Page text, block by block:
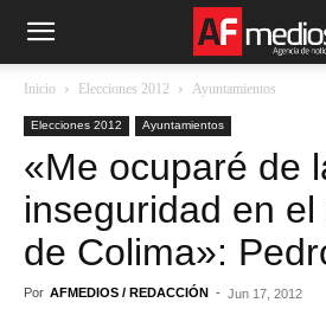
Inicio Elecciones 2012 Ayuntamientos
Elecciones 2012 Ayuntamientos
«Me ocuparé de
inseguridad en
de Colima»:
Por AFMEDIOS / REDACCIÓN - Jun 17, 2012